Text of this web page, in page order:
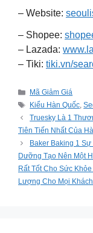
– Website:
– Shopee:
– Lazada:
– Tiki: tiki.vn/
Categories
Mã Giảm Giá
Tags
Kiểu Hàn Quốc,
Truesky Là 1
Tiên Tiến Nhất Của
Baker Baking 1
Dưỡng Tạo Nên Một
Rất Tốt Cho Sức
Lượng Cho Mọi